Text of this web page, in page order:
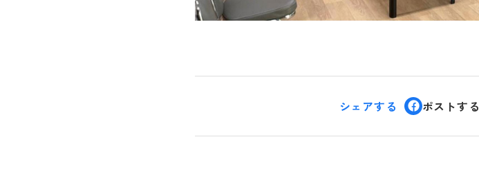
シェアする ポストする